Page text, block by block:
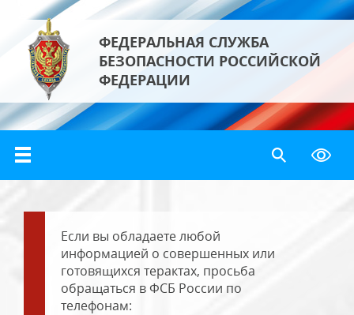
ФЕДЕРАЛЬНАЯ СЛУЖБА
БЕЗОПАСНОСТИ РОССИЙСКОЙ
ФЕДЕРАЦИИ
Если вы обладаете любой
информацией о совершенных или
готовящихся терактах, просьба
обращаться в ФСБ России по
телефонам: